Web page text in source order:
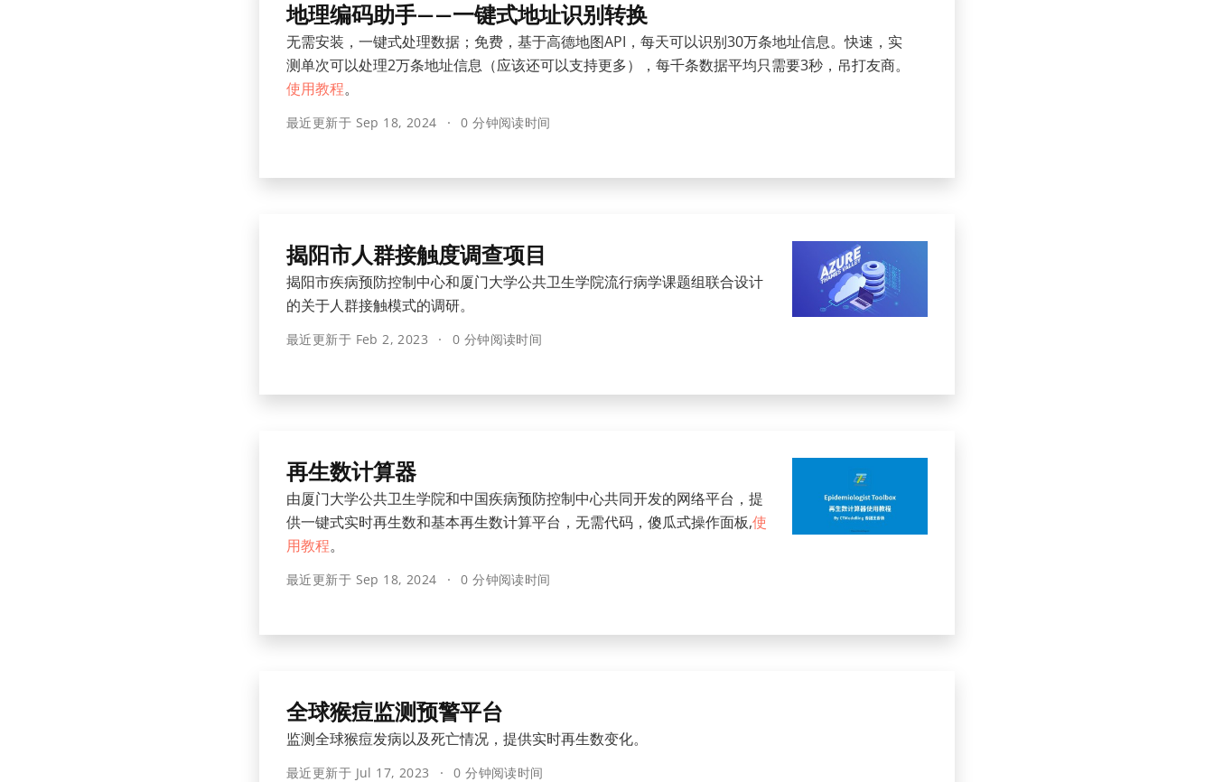
地理编码助手——一键式地址识别转换
无需安装，一键式处理数据；免费，基于高德地图API，每天可以识别30万条地址信息。快速，实
测单次可以处理2万条地址信息（应该还可以支持更多），每千条数据平均只需要3秒，吊打友商。
使用教程。
最近更新于 Sep 18, 2024 0 分钟阅读时间
揭阳市人群接触度调查项目
揭阳市疾病预防控制中心和厦门大学公共卫生学院流行病学课题组联合设计
的关于人群接触模式的调研。
最近更新于 Feb 2, 2023 0 分钟阅读时间
再生数计算器
由厦门大学公共卫生学院和中国疾病预防控制中心共同开发的网络平台，提
供一键式实时再生数和基本再生数计算平台，无需代码，傻瓜式操作面板,使
用教程。
最近更新于 Sep 18, 2024 0 分钟阅读时间
全球猴痘监测预警平台
监测全球猴痘发病以及死亡情况，提供实时再生数变化。
最近更新于 Jul 17, 2023 0 分钟阅读时间